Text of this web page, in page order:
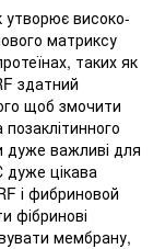
утворює високо-
матриксу
таких як
здатний
щоб змочити
дуже важливі для
дуже цікава
і фибриновой
фібринові
мембрану,